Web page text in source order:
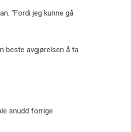
“Fordi jeg kunne gå
beste avgjørelsen å ta
snudd forrige